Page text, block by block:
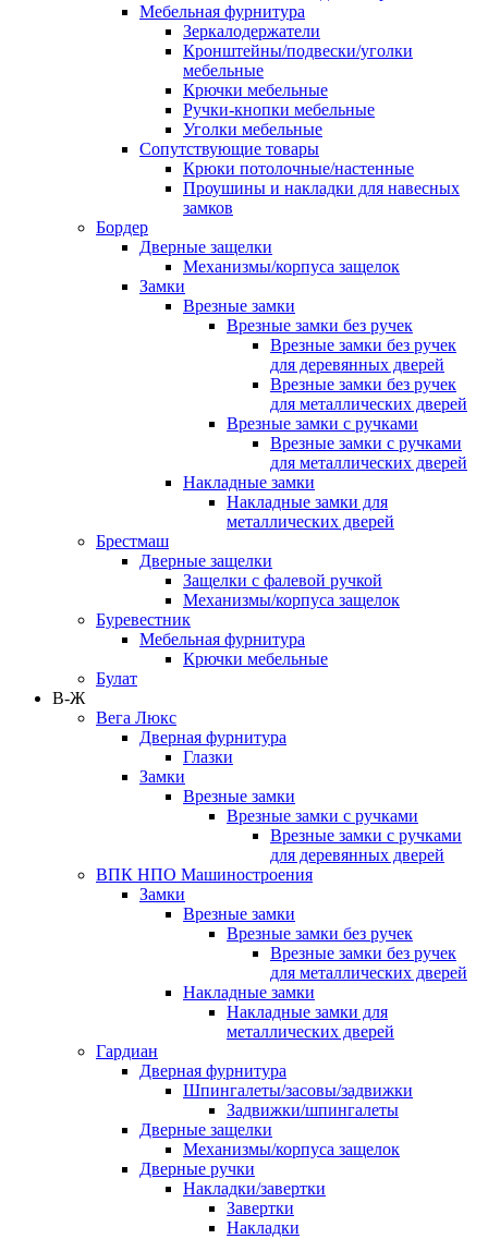
Мебельная фурнитура
Зеркалодержатели
Кронштейны/подвески/уголки
мебельные
Крючки мебельные
Ручки-кнопки мебельные
Уголки мебельные
Сопутствующие товары
Крюки потолочные/настенные
Проушины и накладки для навесных
замков
Бордер
Дверные защелки
Механизмы/корпуса защелок
Замки
Врезные замки
Врезные замки без ручек
Врезные замки без ручек
для деревянных дверей
Врезные замки без ручек
для металлических дверей
Врезные замки с ручками
Врезные замки с ручками
для металлических дверей
Накладные замки
Накладные замки для
металлических дверей
Брестмаш
Дверные защелки
Защелки с фалевой ручкой
Механизмы/корпуса защелок
Буревестник
Мебельная фурнитура
Крючки мебельные
Булат
В-Ж
Вега Люкс
Дверная фурнитура
Глазки
Замки
Врезные замки
Врезные замки с ручками
Врезные замки с ручками
для деревянных дверей
ВПК НПО Машиностроения
Замки
Врезные замки
Врезные замки без ручек
Врезные замки без ручек
для металлических дверей
Накладные замки
Накладные замки для
металлических дверей
Гардиан
Дверная фурнитура
Шпингалеты/засовы/задвижки
Задвижки/шпингалеты
Дверные защелки
Механизмы/корпуса защелок
Дверные ручки
Накладки/завертки
Завертки
Накладки